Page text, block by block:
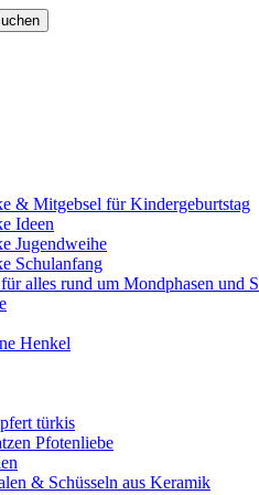
& Mitgebsel für Kindergeburtstag
Ideen
Jugendweihe
Schulanfang
alles rund um Mondphasen und
Henkel
türkis
Pfotenliebe
& Schüsseln aus Keramik